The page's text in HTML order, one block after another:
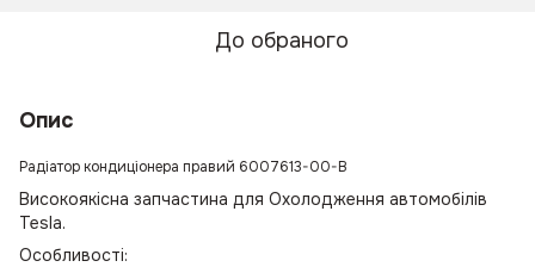
До обраного
Опис
Радіатор кондиціонера правий 6007613-00-B
Високоякісна запчастина для Охолодження автомобілів
Tesla.
Особливості: